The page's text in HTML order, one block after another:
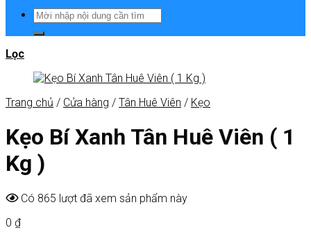
Lọc
Trang chủ / Cửa hàng / Tân Huê Viên / Kẹo
Kẹo Bí Xanh Tân Huê Viên ( 1
Kg )
Có 865 lượt đã xem sản phẩm này
0 ₫